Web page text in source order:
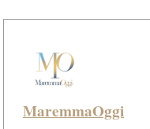
MaremmaOggi